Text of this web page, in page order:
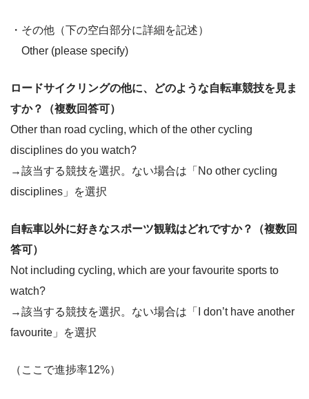
・その他（下の空白部分に詳細を記述）
Other (please specify)
ロードサイクリングの他に、どのような自転車競技を見ま
すか？（複数回答可）
Other than road cycling, which of the other cycling
disciplines do you watch?
→該当する競技を選択。ない場合は「No other cycling
disciplines」を選択
自転車以外に好きなスポーツ観戦はどれですか？（複数回
答可）
Not including cycling, which are your favourite sports to
watch?
→該当する競技を選択。ない場合は「I don’t have another
favourite」を選択
（ここで進捗率12%）